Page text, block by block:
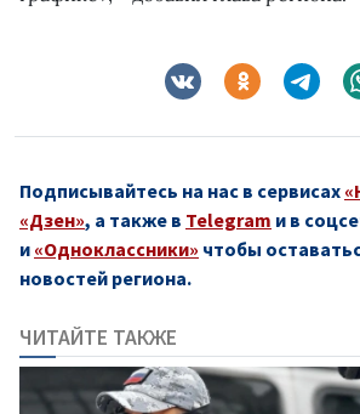
Подписывайтесь на нас в сервисах
«Дзен», а также в Telegram и в
и «Одноклассники» чтобы
новостей региона.
ЧИТАЙТЕ ТАКЖЕ